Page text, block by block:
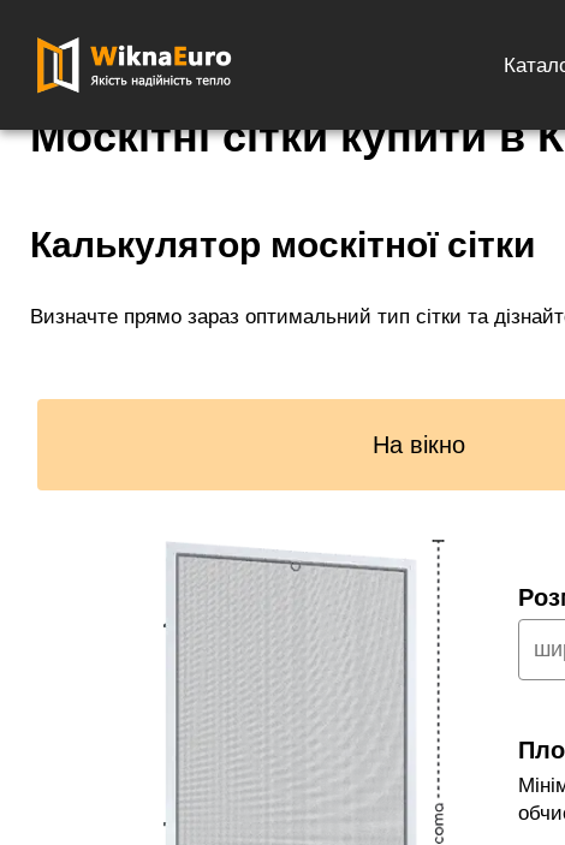
Головна сторінка
Москітні сітки купити в
Калькулятор москітної сітки
Визначте прямо зараз оптимальний тип сітки та
На вікно